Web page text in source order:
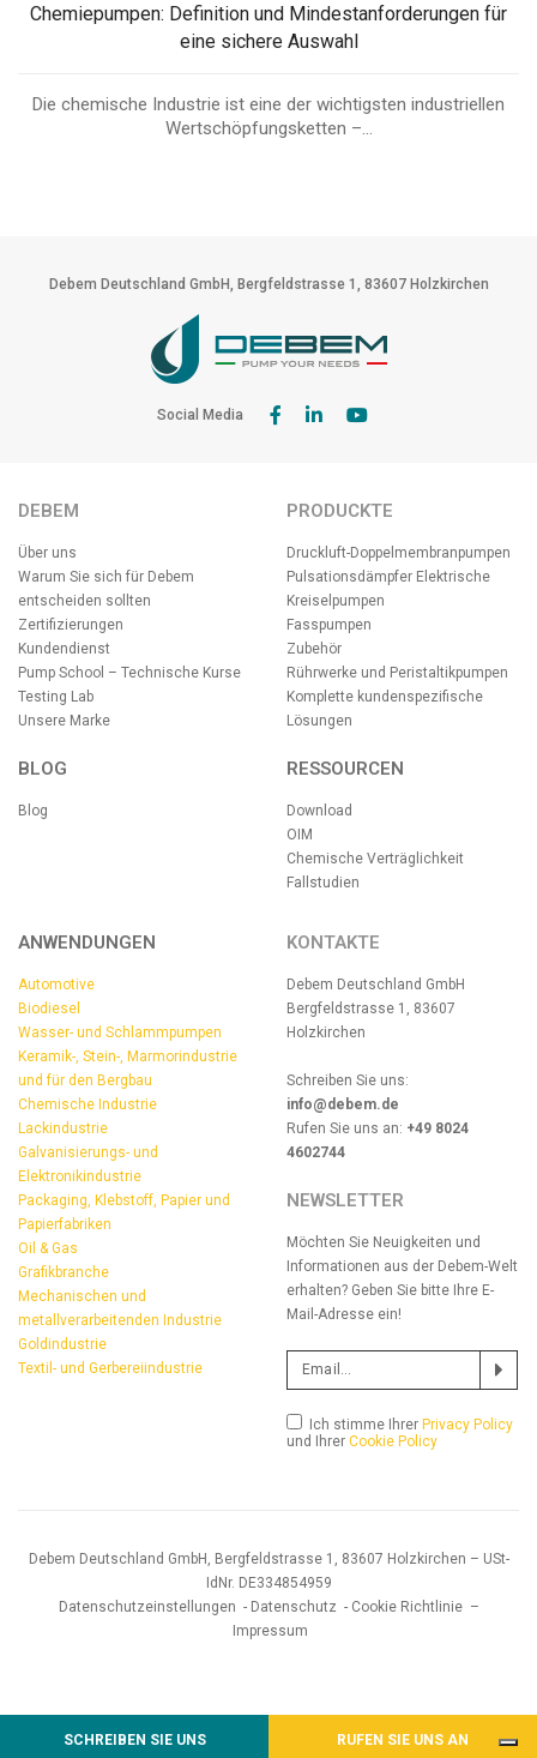
SCHREIBEN SIE UNS RUFEN SIE UNS AN
Chemiepumpen: Definition und Mindestanforderungen für
eine sichere Auswahl
Die chemische Industrie ist eine der wichtigsten industriellen
Wertschöpfungsketten –...
Debem Deutschland GmbH, Bergfeldstrasse 1, 83607 Holzkirchen
Social Media
DEBEM
Über uns
Warum Sie sich für Debem
entscheiden sollten
Zertifizierungen
Kundendienst
Pump School – Technische Kurse
Testing Lab
Unsere Marke
BLOG
Blog
PRODUCKTE
Druckluft-Doppelmembranpumpen
Pulsationsdämpfer Elektrische
Kreiselpumpen
Fasspumpen
Zubehör
Rührwerke und Peristaltikpumpen
Komplette kundenspezifische
Lösungen
RESSOURCEN
Download
OIM
Chemische Verträglichkeit
Fallstudien
ANWENDUNGEN
Automotive
Biodiesel
Wasser- und Schlammpumpen
Keramik-, Stein-, Marmorindustrie
und für den Bergbau
Chemische Industrie
Lackindustrie
Galvanisierungs- und
Elektronikindustrie
Packaging, Klebstoff, Papier und
Papierfabriken
Oil & Gas
Grafikbranche
Mechanischen und
metallverarbeitenden Industrie
Goldindustrie
Textil- und Gerbereiindustrie
KONTAKTE
Debem Deutschland GmbH
Bergfeldstrasse 1, 83607
Holzkirchen
Schreiben Sie uns:
info@debem.de
Rufen Sie uns an: +49 8024
4602744
NEWSLETTER
Möchten Sie Neuigkeiten und
Informationen aus der Debem-Welt
erhalten? Geben Sie bitte Ihre E-
Mail-Adresse ein!
Ich stimme Ihrer Privacy Policy
und Ihrer Cookie Policy
Debem Deutschland GmbH, Bergfeldstrasse 1, 83607 Holzkirchen – USt-
IdNr. DE334854959
Datenschutzeinstellungen - Datenschutz - Cookie Richtlinie –
Impressum
Hinweis bei Erhebung